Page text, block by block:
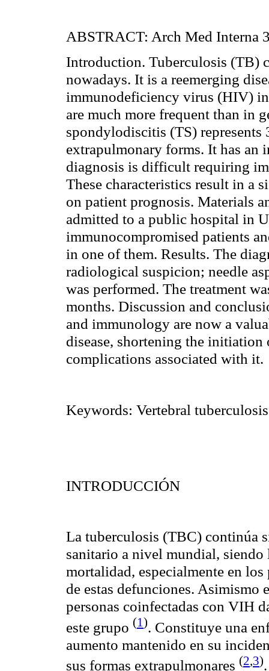
ABSTRACT: Arch Med Interna
Introduction. Tuberculosis (TB)
nowadays. It is a reemerging
immunodeficiency virus (HIV)
are much more frequent than in
spondylodiscitis (TS)
extrapulmonary forms. It has an
diagnosis is difficult requiring
These characteristics result in a
on patient prognosis. Materials
admitted to a public hospital in
immunocompromised patients
in one of them. Results. The
radiological suspicion; needle
was performed. The treatment
months. Discussion and
and immunology are now a
disease, shortening the
complications associated with it.
Keywords: Vertebral
INTRODUCCIÓN
La tuberculosis (TBC) continúa
sanitario a nivel mundial, siendo
mortalidad, especialmente en
de estas defunciones. Asimismo
personas coinfectadas con VIH
este grupo (1). Constituye una
aumento mantenido en su
sus formas extrapulmonares (2,3).